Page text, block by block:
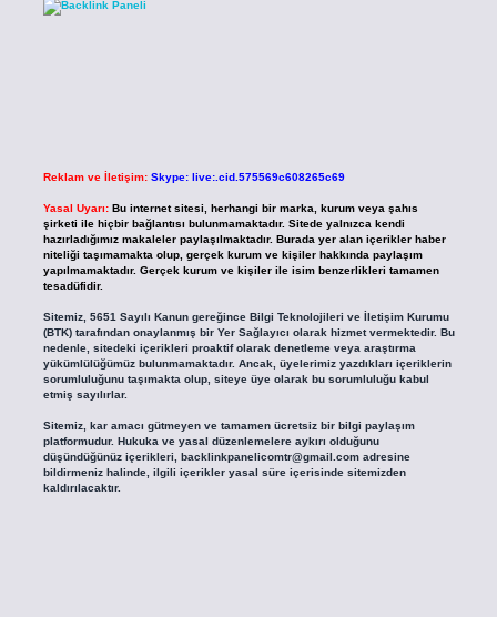
Reklam ve İletişim: Skype: live:.cid.575569c608265c69
Yasal Uyarı: Bu internet sitesi, herhangi bir marka, kurum veya şahıs
şirketi ile hiçbir bağlantısı bulunmamaktadır. Sitede yalnızca kendi
hazırladığımız makaleler paylaşılmaktadır. Burada yer alan içerikler haber
niteliği taşımamakta olup, gerçek kurum ve kişiler hakkında paylaşım
yapılmamaktadır. Gerçek kurum ve kişiler ile isim benzerlikleri tamamen
tesadüfidir.
Sitemiz, 5651 Sayılı Kanun gereğince Bilgi Teknolojileri ve İletişim Kurumu
(BTK) tarafından onaylanmış bir Yer Sağlayıcı olarak hizmet vermektedir. Bu
nedenle, sitedeki içerikleri proaktif olarak denetleme veya araştırma
yükümlülüğümüz bulunmamaktadır. Ancak, üyelerimiz yazdıkları içeriklerin
sorumluluğunu taşımakta olup, siteye üye olarak bu sorumluluğu kabul
etmiş sayılırlar.
Sitemiz, kar amacı gütmeyen ve tamamen ücretsiz bir bilgi paylaşım
platformudur. Hukuka ve yasal düzenlemelere aykırı olduğunu
düşündüğünüz içerikleri, backlinkpanelicomtr@gmail.comadresine
bildirmeniz halinde, ilgili içerikler yasal süre içerisinde sitemizden
kaldırılacaktır.